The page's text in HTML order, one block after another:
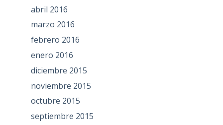
abril 2016
marzo 2016
febrero 2016
enero 2016
diciembre 2015
noviembre 2015
octubre 2015
septiembre 2015